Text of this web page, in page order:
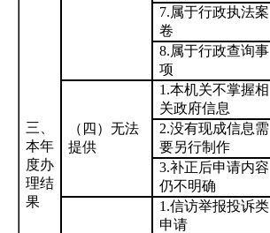
三、
本年
度办
理结
果
7.属于行政执法案
卷
8.属于行政查询事
项
（四）无法
提供
1.本机关不掌握相
关政府信息
2.没有现成信息需
要另行制作
3.补正后申请内容
仍不明确
1.信访举报投诉类
申请